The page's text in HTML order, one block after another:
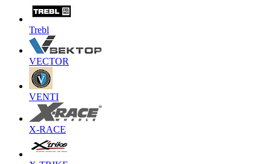
Trebl
VECTOR
VENTI
X-RACE